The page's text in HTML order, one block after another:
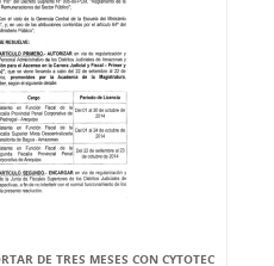
DE TRES MESES CON CYTOTEC